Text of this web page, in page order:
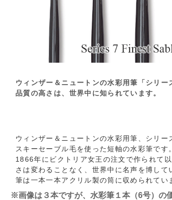
ウィンザー＆ニュートンの水彩用筆「シリ
品質の高さは、世界中に知られています。
ウィンザー＆ニュートンの水彩用筆、シリ
スキーセーブル毛を使った短軸の水彩筆です
1866年にビクトリア女王の注文で作られて
さは変わることなく、世界中に名声を博して
筆は一本一本アクリル製の筒に収められてい
※画像は３本ですが、水彩筆１本（6号）の